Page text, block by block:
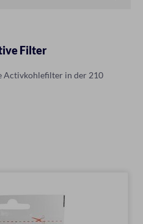
Filter
Activkohlefilter in der 210